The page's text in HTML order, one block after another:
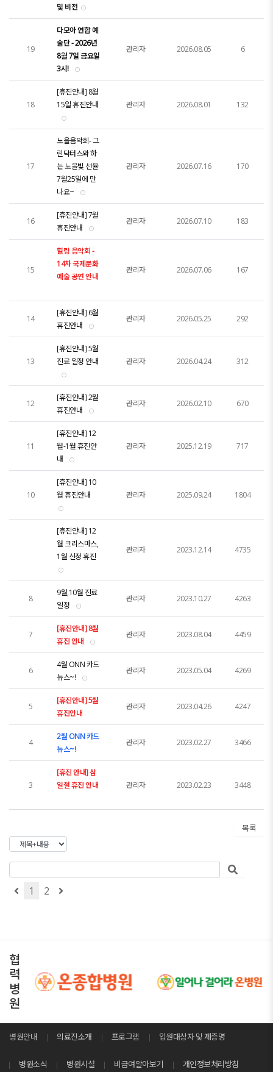
및 비전
19
다모아 연합 예
술단 - 2026년
8월 7일 금요일
3시!
관리자 2026.08.05 6
18
[휴진안내] 8월
15일 휴진안내
관리자 2026.08.01 132
17
노을음악회- 그
린닥터스와 하
는 노을빛 선율
7월25일에 만
나요~
관리자 2026.07.16 170
16
[휴진안내] 7월
휴진안내
관리자 2026.07.10 183
15
힐링 음악회 -
14차 국제문화
예술 공연 안내
관리자 2026.07.06 167
14
[휴진안내] 6월
휴진안내
관리자 2026.05.25 292
13
[휴진안내] 5월
진료 일정 안내
관리자 2026.04.24 312
12
[휴진안내] 2월
휴진안내
관리자 2026.02.10 670
11
[휴진안내] 12
월-1월 휴진안
내
관리자 2025.12.19 717
10
[휴진안내] 10
월 휴진안내
관리자 2025.09.24 1804
[휴진안내] 12
월 크리스마스,
1월 신정 휴진
관리자 2023.12.14 4735
8
9월,10월 진료
일정
관리자 2023.10.27 4263
7
[휴진안내] 8월
휴진 안내
관리자 2023.08.04 4459
6
4월 ONN 카드
뉴스~!
관리자 2023.05.04 4269
5
[휴진안내] 5월
휴진안내
관리자 2023.04.26 4247
4
2월 ONN 카드
뉴스~!
관리자 2023.02.27 3466
3
[휴진 안내] 삼
일절 휴진 안내
관리자 2023.02.23 3448
목록
1 2
협
력
병
원
병원안내 의료진소개 프로그램 입원대상자 및 제증명
병원소식 병원시설 비급여알아보기 개인정보처리방침